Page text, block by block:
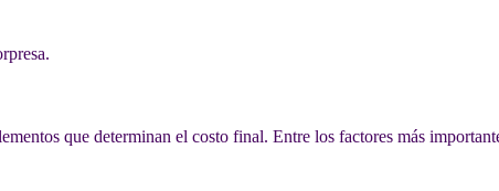
que determinan el costo final. Entre los factores más